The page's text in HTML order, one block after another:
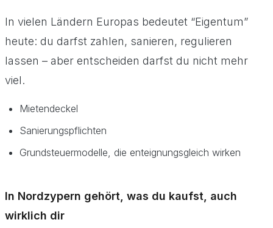
In vielen Ländern Europas bedeutet “Eigentum”
heute: du darfst zahlen, sanieren, regulieren
lassen – aber entscheiden darfst du nicht mehr
viel.
Mietendeckel
Sanierungspflichten
Grundsteuermodelle, die enteignungsgleich wirken
In Nordzypern gehört, was du kaufst, auch
wirklich dir